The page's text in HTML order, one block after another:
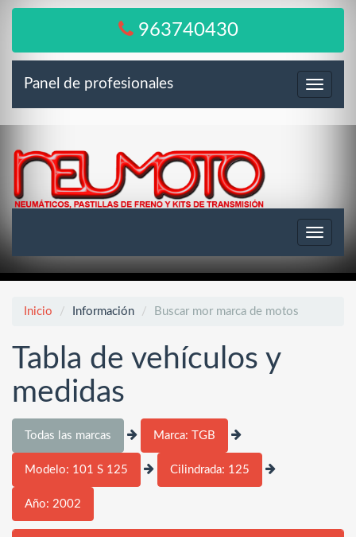
963740430
Menú
Panel de profesionales
Toggle
Inicio Información Buscar mor marca de motos
Tabla de vehículos y
medidas
Todas las marcas Marca: TGB
Modelo: 101 S 125 Cilindrada: 125
Año: 2002